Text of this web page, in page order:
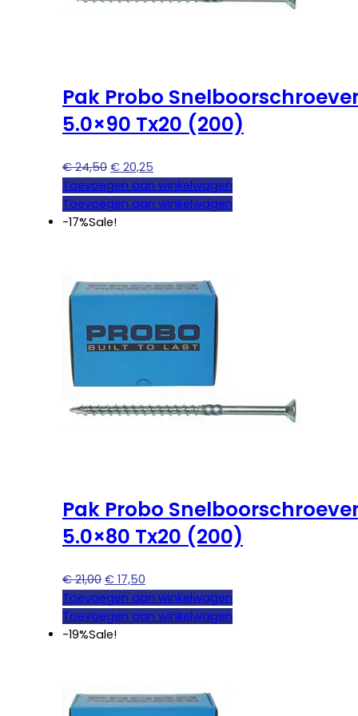
Pak Probo
5.0×90 Tx20 (200)
€24,50 Oorspronkelijke
prijs
was:
€ 24,50.
€ 20,25
prijs
is:
Toevoegen aan winkelwagen
Toevoegen aan winkelwagen
-17%Sale!
Pak Probo
5.0×80 Tx20 (200)
€21,00 Oorspronkelijke
prijs
was:
€ 21,00.
€ 17,50
prijs
is:
Toevoegen aan winkelwagen
Toevoegen aan winkelwagen
-19%Sale!